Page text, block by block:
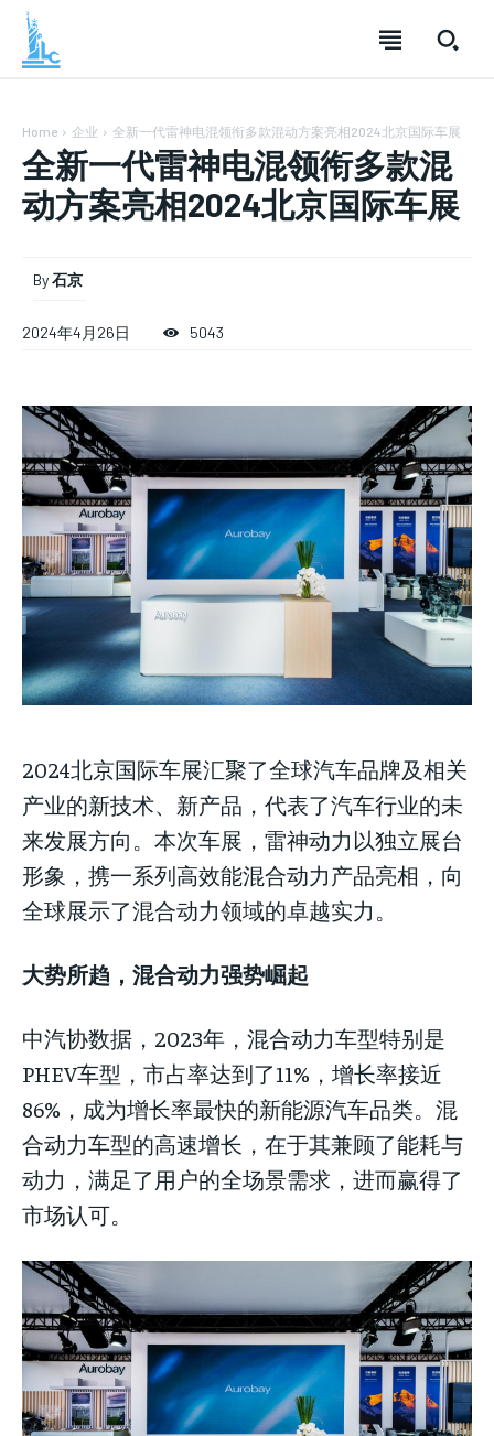
from all across the globe. With any subscription plan,
you get access toexclusive articlesthat let you
stay ahead of the curve.
Your Profile
NEWS LIFESTYLE PUBLIC OPINION
LIFESTYLE
across the globe. With any subscription plan, you get access
exclusive articlesthat let you stay ahead of the curve.
Your Profile
NEWS LIFESTYLE PUBLIC OPINION
LIFESTYLE
across the globe. With any subscription plan, you get access
exclusive articlesthat let you stay ahead of the curve.
Your Profile
NEWS LIFESTYLE PUBLIC OPINION
LIFESTYLE
Home 企业 全新一代雷神电混领衔多款混动方案亮相2024北京国际车展
全新一代雷神电混领衔多款混
动方案亮相2024北京国际车展
By石京
2024年4月26日 5043
2024北京国际车展汇聚了全球汽车品牌及相关
产业的新技术、新产品，代表了汽车行业的未
来发展方向。本次车展，雷神动力以独立展台
形象，携一系列高效能混合动力产品亮相，向
全球展示了混合动力领域的卓越实力。
大势所趋，混合动力强势崛起
中汽协数据，2023年，混合动力车型特别是
PHEV车型，市占率达到了11%，增长率接近
86%，成为增长率最快的新能源汽车品类。混
合动力车型的高速增长，在于其兼顾了能耗与
动力，满足了用户的全场景需求，进而赢得了
市场认可。